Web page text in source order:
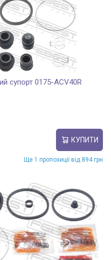
супорт 0175-ACV40R
КУПИТИ
Ще 1 пропозиції від 894 грн